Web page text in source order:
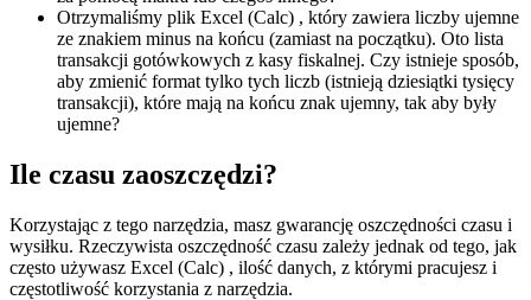
Otrzymaliśmy plik Excel (Calc) , który zawiera liczby ujemne
ze znakiem minus na końcu (zamiast na początku). Oto lista
transakcji gotówkowych z kasy fiskalnej. Czy istnieje sposób,
aby zmienić format tylko tych liczb (istnieją dziesiątki tysięcy
transakcji), które mają na końcu znak ujemny, tak aby były
ujemne?
Ile czasu zaoszczędzi?
Korzystając z tego narzędzia, masz gwarancję oszczędności czasu i
wysiłku. Rzeczywista oszczędność czasu zależy jednak od tego, jak
często używasz Excel (Calc) , ilość danych, z którymi pracujesz i
częstotliwość korzystania z narzędzia.